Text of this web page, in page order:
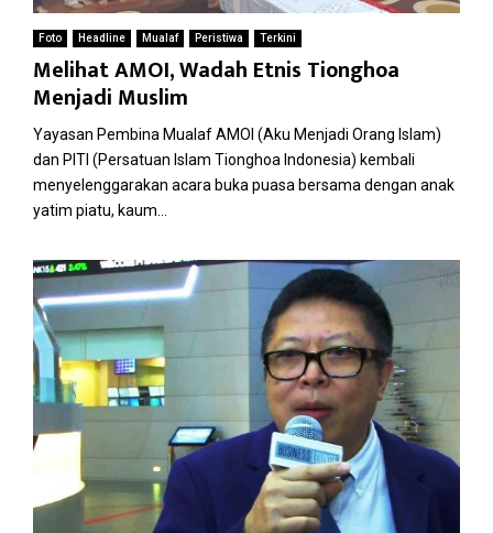
Foto Headline Mualaf Peristiwa Terkini
Melihat AMOI, Wadah Etnis Tionghoa
Menjadi Muslim
Yayasan Pembina Mualaf AMOI (Aku Menjadi Orang Islam)
dan PITI (Persatuan Islam Tionghoa Indonesia) kembali
menyelenggarakan acara buka puasa bersama dengan anak
yatim piatu, kaum...